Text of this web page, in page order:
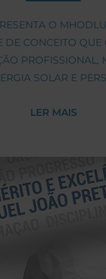
O
DE CONCEITO
SOLAR E
ESTÃO AS PESSOAS.
LER MAIS